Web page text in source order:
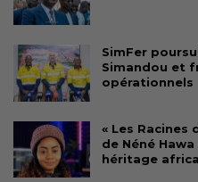
SimFer
Simandou et
opérationnels
« Les Racines
de Néné
héritage